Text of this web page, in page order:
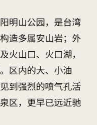
明山公园，是台湾
造多属安山岩；外
火山口、火口湖，
区内的大、小油
到强烈的喷气孔活
区，更早已远近驰